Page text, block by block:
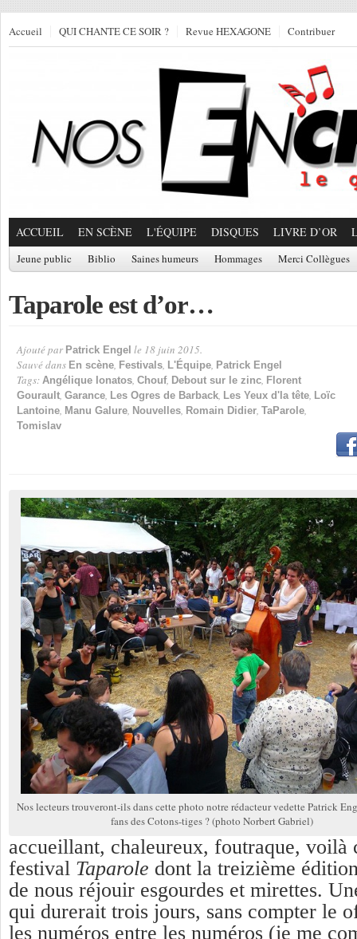
Accueil QUI CHANTE CE SOIR ? Revue HEXAGONE Contribuer
ACCUEIL EN SCÈNE L'ÉQUIPE DISQUES LIVRE D’OR
Jeune public Biblio Saines humeurs Hommages Merci Collègues
Taparole est d’or…
Ajouté par Patrick Engel le 18 juin 2015.
Sauvé dans En scène, Festivals, L'Équipe, Patrick Engel
Tags: Angélique Ionatos, Chouf, Debout sur le zinc, Florent
Gourault, Garance, Les Ogres de Barback, Les Yeux d'la tête, Loïc
Lantoine, Manu Galure, Nouvelles, Romain Didier, TaParole,
Tomislav
Nos lecteurs trouveront-ils dans cette photo notre rédacteur vedette Patrick
fans des Cotons-tiges ? (photo Norbert Gabriel)
accueillant, chaleureux, foutraque, voilà
festival Taparole dont la treizième
de nous réjouir esgourdes et mirettes.
qui durerait trois jours, sans compter le
les numéros entre les numéros (je me